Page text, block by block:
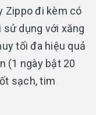
Zippo đi kèm có
sử dụng với xăng
tối đa hiệu quả
(1 ngày bật 20
sạch, tim